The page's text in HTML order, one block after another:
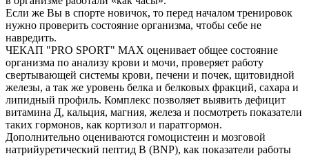
Если же Вы в спорте новичок, то перед началом тренировок
нужно проверить состояние организма, чтобы себе не
навредить.
ЧЕКАП "PRO SPORT" MAX оценивает общее состояние
организма по анализу крови и мочи, проверяет работу
свертывающей системы крови, печени и почек, щитовидной
железы, а так же уровень белка и белковых фракций, сахара и
липидный профиль. Комплекс позволяет выявить дефицит
витамина Д, кальция, магния, железа и посмотреть показатели
таких гормонов, как кортизол и паратгормон.
Дополнительно оцениваются гомоцистеин и мозговой
натрийуретический пептид B (BNP), как показатели работы